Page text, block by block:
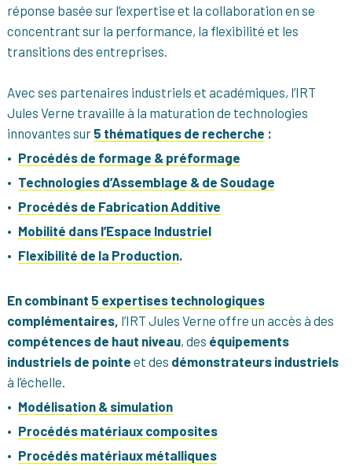
réponse basée sur l’expertise et la collaboration en se
concentrant sur la performance, la flexibilité et les
transitions des entreprises.
Avec ses partenaires industriels et académiques, l’IRT
Jules Verne travaille à la maturation de technologies
innovantes sur 5 thématiques de recherche :
Procédés de formage & préformage
Technologies d’Assemblage & de Soudage
Procédés de Fabrication Additive
Mobilité dans l’Espace Industriel
Flexibilité de la Production.
En combinant 5 expertises technologiques
complémentaires, l’IRT Jules Verne offre un accès à des
compétences de haut niveau, des équipements
industriels de pointe et des démonstrateurs industriels
à l’échelle.
Modélisation & simulation
Procédés matériaux composites
Procédés matériaux métalliques